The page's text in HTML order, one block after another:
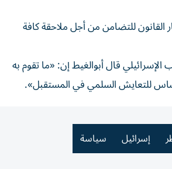
القانون للتضامن من أجل ملاحقة كافة
قال أبوالغيط إن: «ما تقوم به
للتعايش السلمي في المستقبل».
إسرائيل سياسة